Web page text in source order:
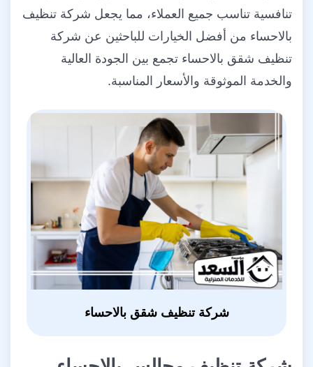
تنافسية تناسب جميع العملاء، مما يجعل شركة تنظيف
بالاحساء من أفضل الخيارات للباحثين عن شركة
تنظيف شقق بالاحساء تجمع بين الجودة العالية
والخدمة الموثوقة والأسعار المناسبة.
شركة تنظيف شقق بالاحساء